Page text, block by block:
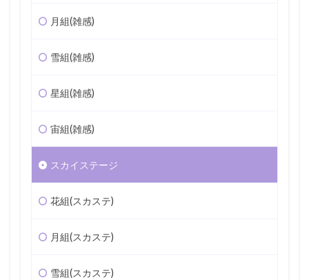
月組(雑感)
雪組(雑感)
星組(雑感)
宙組(雑感)
スカイステージ
花組(スカステ)
月組(スカステ)
雪組(スカステ)